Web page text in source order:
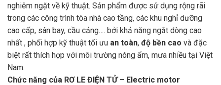
nghiêm ngặt về kỹ thuật. Sản phẩm được sử dụng rộng rãi
trong các công trình tòa nhà cao tầng, các khu nghỉ dưỡng
cao cấp, sân bay, cầu cảng…. bởi khả năng ngắt dòng cao
nhất , phối hợp kỹ thuật tối ưu an toàn, độ bền cao và đặc
biệt rất thích hợp với môi trường nóng ẩm, mưa nhiều tại Việt
Nam.
Chức năng của RƠ LE ĐIỆN TỬ – Electric motor